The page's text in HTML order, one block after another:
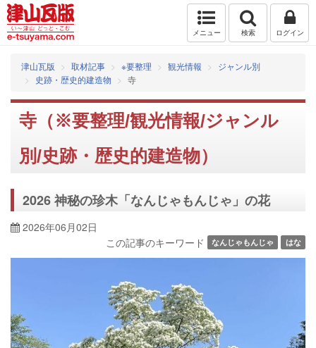
メニュー 検索 ログイン
津山瓦版 取材記事 ※要整理 観光情報
ジャンル別
史跡・歴史的建造物
寺
寺（※要整理/観光情報/ジャンル
別/史跡・歴史的建造物）
2026 神秘の珍木「なんじゃもんじゃ」の花
2026年06月02日
この記事のキーワード
なんじゃもんじゃ はな